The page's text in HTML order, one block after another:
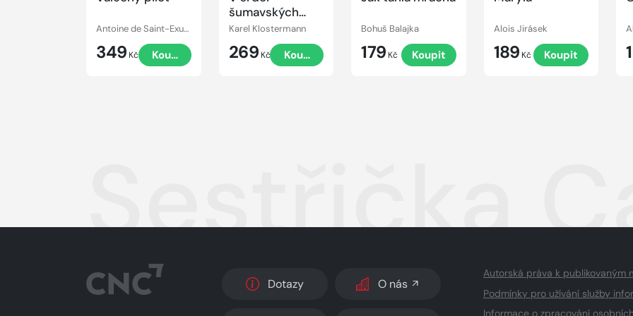
Antoine de Saint-Exupéry
349 Kč Koupit
šumavských
hvozdů
Karel Klostermann
269 Kč Koupit
Bohuš Balajka
179 Kč Koupit
Alois Jirásek
189 Kč Koupit
Sestřička
Dotazy O nás
Autorská práva k publikovaným
Podmínky pro užívání služby